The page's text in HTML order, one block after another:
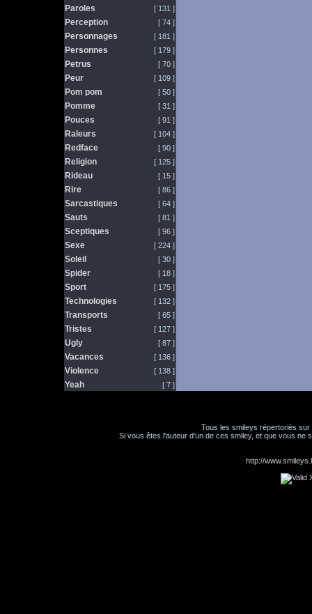
Paroles [ 131 ]
Perception [ 74 ]
Personnages [ 181 ]
Personnes [ 179 ]
Petrus [ 70 ]
Peur [ 109 ]
Pom pom [ 50 ]
Pomme [ 31 ]
Pouces [ 91 ]
Raleurs [ 104 ]
Redface [ 90 ]
Religion [ 125 ]
Rideau [ 15 ]
Rire [ 86 ]
Sarcastiques [ 64 ]
Sauts [ 81 ]
Sceptiques [ 96 ]
Sexe [ 224 ]
Soleil [ 30 ]
Spider [ 18 ]
Sport [ 175 ]
Technologies [ 132 ]
Transports [ 65 ]
Tristes [ 127 ]
Ugly [ 87 ]
Vacances [ 136 ]
Violence [ 138 ]
Yeah [ 7 ]
Tous les smileys répertoriés
Si vous êtes l'auteur d'un de ces smiley, et que vous ne
http://